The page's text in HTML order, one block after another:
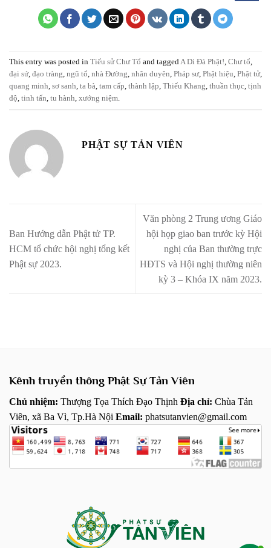
This entry was posted in Tiểu sử Chư Tổ and taggedA Di Đà Phật!, Chư tổ,
đại sứ, đạo tràng, ngũ tổ, nhà Đường, nhân duyên, Pháp sư, Phật hiệu, Phật tử,
quang minh, sơ sanh, ta bà, tam cấp, thành lập, Thiếu Khang, thuần thục, tịnh
độ, tinh tấn, tu hành, xướng niệm.
PHẬT SỰ TẢN VIÊN
Ban Hướng dẫn Phật tử TP.
HCM tổ chức hội nghị tổng kết
Phật sự 2023.
Văn phòng 2 Trung ương Giáo
hội họp giao ban trước kỳ Hội
nghị của Ban thường trực
HĐTS và Hội nghị thường niên
kỳ 3 – Khóa IX năm 2023.
Kênh truyền thông Phật Sự Tản Viên
Chủ nhiệm: Thượng Tọa Thích Đạo Thịnh Địa chỉ: Chùa Tản
Viên, xã Ba Vì, Tp.Hà Nội Email: phatsutanvien@gmail.com